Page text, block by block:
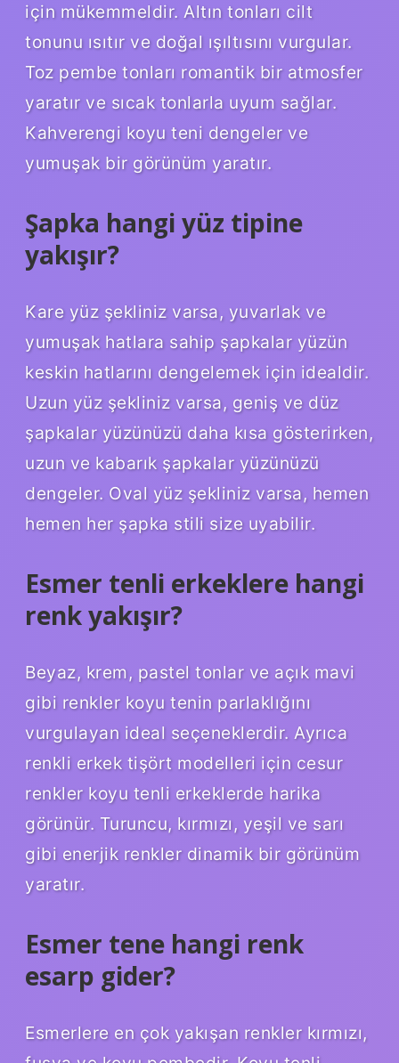
için mükemmeldir. Altın tonları cilt
tonunu ısıtır ve doğal ışıltısını vurgular.
Toz pembe tonları romantik bir atmosfer
yaratır ve sıcak tonlarla uyum sağlar.
Kahverengi koyu teni dengeler ve
yumuşak bir görünüm yaratır.
Şapka hangi yüz tipine
yakışır?
Kare yüz şekliniz varsa, yuvarlak ve
yumuşak hatlara sahip şapkalar yüzün
keskin hatlarını dengelemek için idealdir.
Uzun yüz şekliniz varsa, geniş ve düz
şapkalar yüzünüzü daha kısa gösterirken,
uzun ve kabarık şapkalar yüzünüzü
dengeler. Oval yüz şekliniz varsa, hemen
hemen her şapka stili size uyabilir.
Esmer tenli erkeklere hangi
renk yakışır?
Beyaz, krem, pastel tonlar ve açık mavi
gibi renkler koyu tenin parlaklığını
vurgulayan ideal seçeneklerdir. Ayrıca
renkli erkek tişört modelleri için cesur
renkler koyu tenli erkeklerde harika
görünür. Turuncu, kırmızı, yeşil ve sarı
gibi enerjik renkler dinamik bir görünüm
yaratır.
Esmer tene hangi renk
esarp gider?
Esmerlere en çok yakışan renkler kırmızı,